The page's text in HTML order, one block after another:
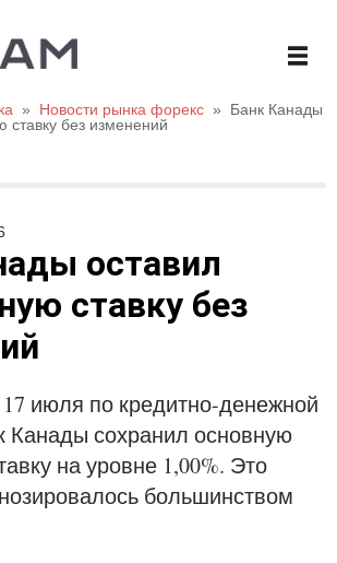
» Новости рынка форекс »
Банк Канады
ставку без изменений
оставил
ставку без
июля по кредитно-денежной
Канады сохранил основную
на уровне 1,00%. Это
большинством